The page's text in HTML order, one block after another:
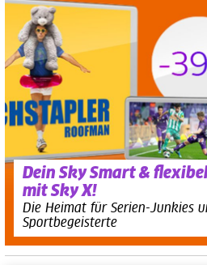
Dein Sky Smart &
mit Sky X!
Die Heimat für Serien-Junkies
Sportbegeisterte